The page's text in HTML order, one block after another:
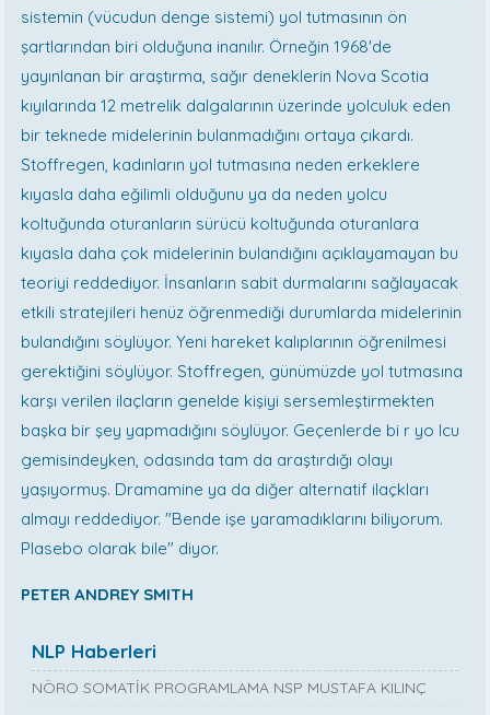
sistemin (vücudun denge sistemi) yol tutmasının ön
şartlarından biri olduğuna inanılır. Örneğin 1968'de
yayınlanan bir araştırma, sağır deneklerin Nova Scotia
kıyılarında 12 metrelik dalgalarının üzerinde yolculuk eden
bir teknede midelerinin bulanmadığını ortaya çıkardı.
Stoffregen, kadınların yol tutmasına neden erkeklere
kıyasla daha eğilimli olduğunu ya da neden yolcu
koltuğunda oturanların sürücü koltuğunda oturanlara
kıyasla daha çok midelerinin bulandığını açıklayamayan bu
teoriyi reddediyor. İnsanların sabit durmalarını sağlayacak
etkili stratejileri henüz öğrenmediği durumlarda midelerinin
bulandığını söylüyor. Yeni hareket kalıplarının öğrenilmesi
gerektiğini söylüyor. Stoffregen, günümüzde yol tutmasına
karşı verilen ilaçların genelde kişiyi sersemleştirmekten
başka bir şey yapmadığını söylüyor. Geçenlerde bi r yo lcu
gemisindeyken, odasında tam da araştırdığı olayı
yaşıyormuş. Dramamine ya da diğer alternatif ilaçkları
almayı reddediyor. "Bende işe yaramadıklarını biliyorum.
Plasebo olarak bile" diyor.
PETER ANDREY SMITH
NLP Haberleri
NÖRO SOMATİK PROGRAMLAMA NSP MUSTAFA KILINÇ